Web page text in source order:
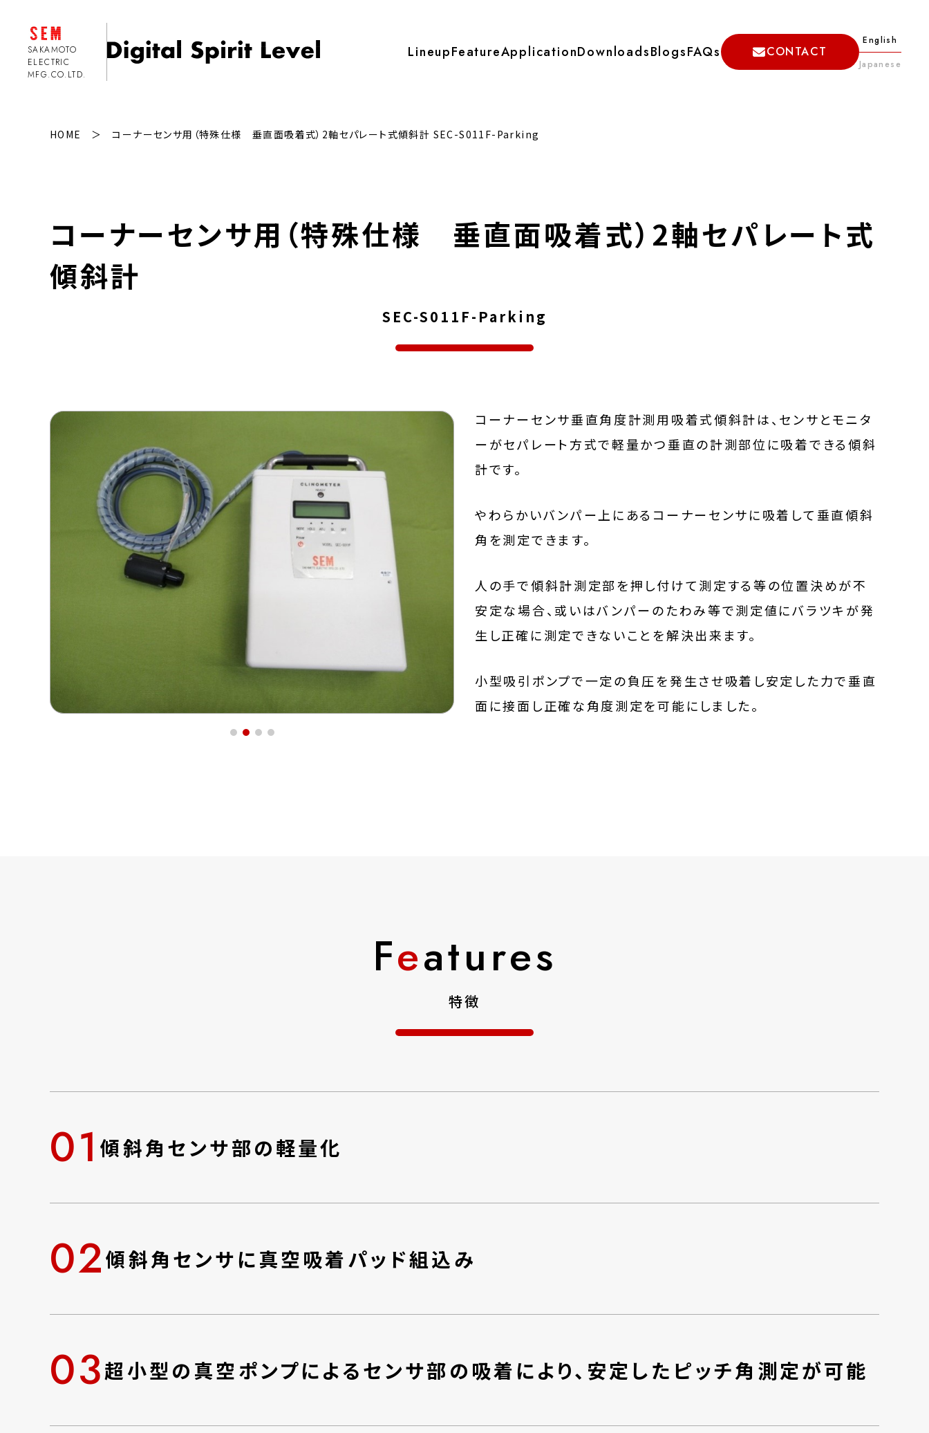
SAKAMOTO
ELECTRIC
MFG.CO.LTD.
Lineup
2軸精密デジタル水準器
タ保存機能付き） SELN-011B
無線式 2軸精密デジタル水準器
SELN-121BM（国内版）
無線式 2軸精密デジタル水準器
セパレート式傾斜計
SEC-S011F-V
傾斜角モニターシステム SEC-
自動精密整準台オートステージ
22（建築、土木用）【開発中】
着式）2軸セパレート式傾斜計 SEC-
S011F-Parking
FeatureApplicationDownloadsBlogsFAQs CONTACT
English
Japanese
HOME コーナーセンサ用（特殊仕様 垂直面吸着式）2軸セパレート式傾斜計 SEC-S011F-Parking
コーナーセンサ用（特殊仕様 垂直面吸着式）2軸セパレート式
傾斜計
SEC-S011F-Parking
コーナーセンサ垂直角度計測用吸着式傾斜計は、センサとモニタ
ーがセパレート方式で軽量かつ垂直の計測部位に吸着できる傾斜
計です。
やわらかいバンパー上にあるコーナーセンサに吸着して垂直傾斜
角を測定できます。
人の手で傾斜計測定部を押し付けて測定する等の位置決めが不
安定な場合、或いはバンパーのたわみ等で測定値にバラツキが発
生し正確に測定できないことを解決出来ます。
小型吸引ポンプで一定の負圧を発生させ吸着し安定した力で垂直
面に接面し正確な角度測定を可能にしました。
Features
特徴
01傾斜角センサ部の軽量化
02傾斜角センサに真空吸着パッド組込み
03超小型の真空ポンプによるセンサ部の吸着により、安定したピッチ角測定が可能